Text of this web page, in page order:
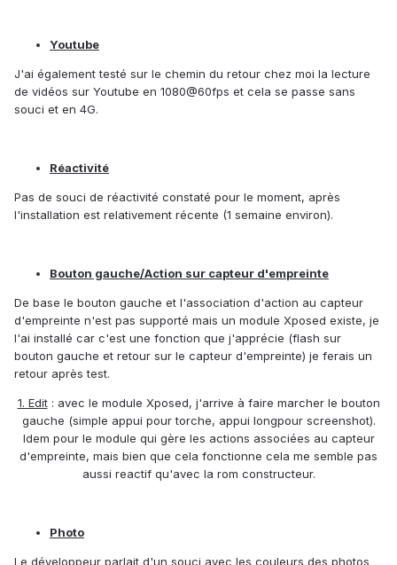
Youtube
J'ai également testé sur le chemin du retour chez moi la lecture
de vidéos sur Youtube en 1080@60fps et cela se passe sans
souci et en 4G.
Réactivité
Pas de souci de réactivité constaté pour le moment, après
l'installation est relativement récente (1 semaine environ).
Bouton gauche/Action sur capteur d'empreinte
De base le bouton gauche et l'association d'action au capteur
d'empreinte n'est pas supporté mais un module Xposed existe, je
l'ai installé car c'est une fonction que j'apprécie (flash sur
bouton gauche et retour sur le capteur d'empreinte) je ferais un
retour après test.
1. Edit: avec le module Xposed, j'arrive à faire marcher le bouton
gauche (simple appui pour torche, appui longpour screenshot).
Idem pour le module qui gère les actions associées au capteur
d'empreinte, mais bien que cela fonctionne cela me semble pas
aussi reactif qu'avec la rom constructeur.
Photo
Le développeur parlait d'un souci avec les couleurs des photos